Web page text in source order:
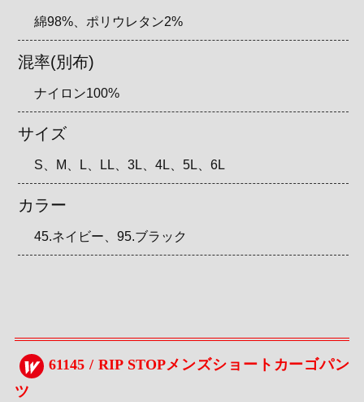
綿98%、ポリウレタン2%
混率(別布)
ナイロン100%
サイズ
S、M、L、LL、3L、4L、5L、6L
カラー
45.ネイビー、95.ブラック
61145 / RIP STOPメンズショートカーゴパン
ツ